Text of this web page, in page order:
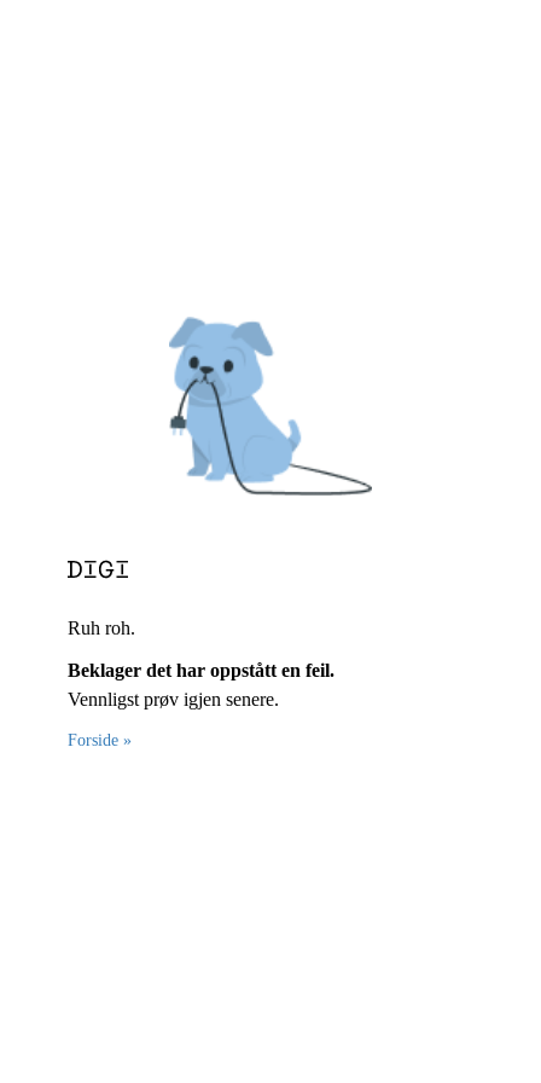
Ruh roh.
Beklager det har oppstått en feil.
Vennligst prøv igjen senere.
Forside »